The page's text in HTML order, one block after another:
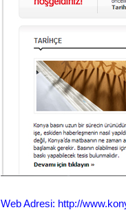
Web Adresi: http://